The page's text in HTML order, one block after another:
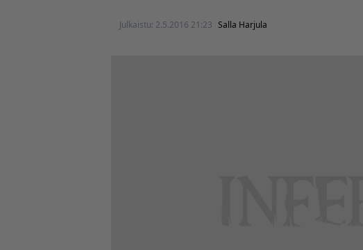
Julkaistu: 2.5.2016 21:23 Salla Harjula